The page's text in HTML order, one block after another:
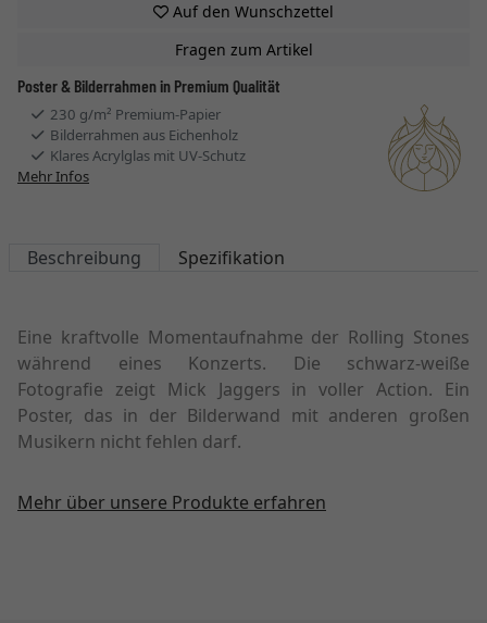
Auf den Wunschzettel
Fragen zum Artikel
Poster & Bilderrahmen in Premium Qualität
230 g/m² Premium-Papier
Bilderrahmen aus Eichenholz
Klares Acrylglas mit UV-Schutz
Mehr Infos
Beschreibung Spezifikation
Eine kraftvolle Momentaufnahme der Rolling Stones
während eines Konzerts. Die schwarz-weiße
Fotografie zeigt Mick Jaggers in voller Action. Ein
Poster, das in der Bilderwand mit anderen großen
Musikern nicht fehlen darf.
Mehr über unsere Produkte erfahren